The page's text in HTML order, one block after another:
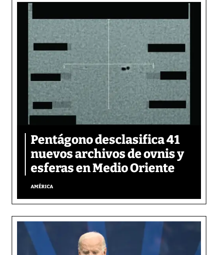
Pentágono desclasifica 41
nuevos archivos de ovnis y
esferas en Medio Oriente
AMÉRICA